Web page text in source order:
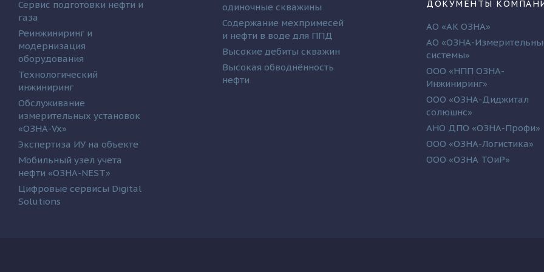
Сервис подготовки нефти и
газа
Реинжиниринг и
модернизация
оборудования
Технологический
инжиниринг
Обслуживание
измерительных установок
«ОЗНА-Vx»
Экспертиза ИУ на объекте
Мобильный узел учета
нефти «ОЗНА-NEST»
Цифровые сервисы Digital
Solutions
одиночные скважины
Содержание мехпримесей
и нефти в воде для ППД
Высокие дебиты скважин
Высокая обводнённость
нефти
ДОКУМЕНТЫ
АО «АК ОЗНА»
АО «ОЗНА-
системы»
ООО «НПП ОЗНА-
Инжиниринг»
ООО «ОЗНА-Диджитал
солюшнс»
АНО ДПО «ОЗНА-Профи»
ООО «ОЗНА-Логистика»
ООО «ОЗНА ТОиР»